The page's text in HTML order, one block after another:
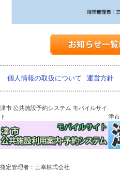
個人情報の取扱について 運営方針
津市 公共施設予約システム モバイルサイ
ト
津
指定管理者：三幸株式会社